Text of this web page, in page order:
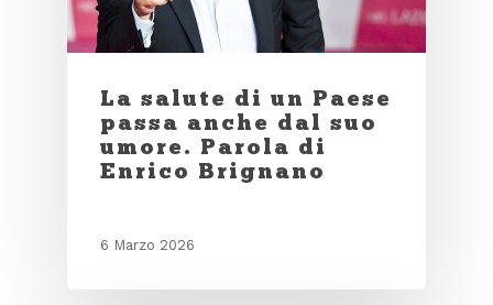
La salute di un Paese
passa anche dal suo
umore. Parola di
Enrico Brignano
6 Marzo 2026